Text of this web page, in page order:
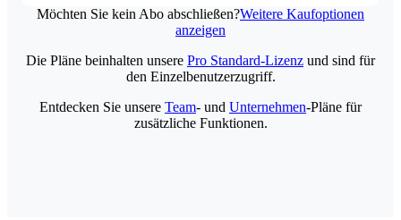
Möchten Sie kein Abo abschließen?Weitere Kaufoptionen
anzeigen
Die Pläne beinhalten unsere Pro Standard-Lizenz und sind für
den Einzelbenutzerzugriff.
Entdecken Sie unsere Team- und Unternehmen-Pläne für
zusätzliche Funktionen.